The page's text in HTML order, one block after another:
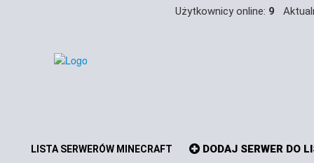
Użytkownicy online: 9
LISTA SERWERÓW MINECRAFT DODAJ SERWER DO